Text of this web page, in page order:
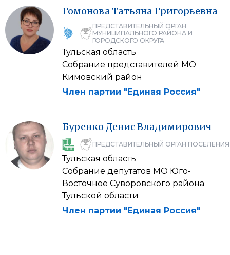
ГомоноваТатьяна Григорьевна
ПРЕДСТАВИТЕЛЬНЫЙ ОРГАН
МУНИЦИПАЛЬНОГО РАЙОНА И
ГОРОДСКОГО ОКРУГА
Тульская область
Собрание представителей МО
Кимовский район
Член партии "Единая Россия"
Буренко ДенисВладимирович
ПРЕДСТАВИТЕЛЬНЫЙ ОРГАН ПОСЕЛЕНИЯ
Тульская область
Собрание депутатов МО Юго-
Восточное Суворовского района
Тульской области
Член партии "Единая Россия"